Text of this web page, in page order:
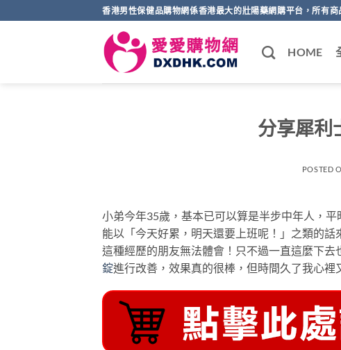
to
香港男性保健品購物網係香港最大的壯陽藥網購平台，所有
HOME
分享犀利
POSTED
小弟今年35歲，基本已可以算是半步中年人，
能以「今天好累，明天還要上班呢！」之類的
這種經歷的朋友無法體會！只不過一直這麼下
錠進行改善，效果真的很棒，但時間久了我心裡